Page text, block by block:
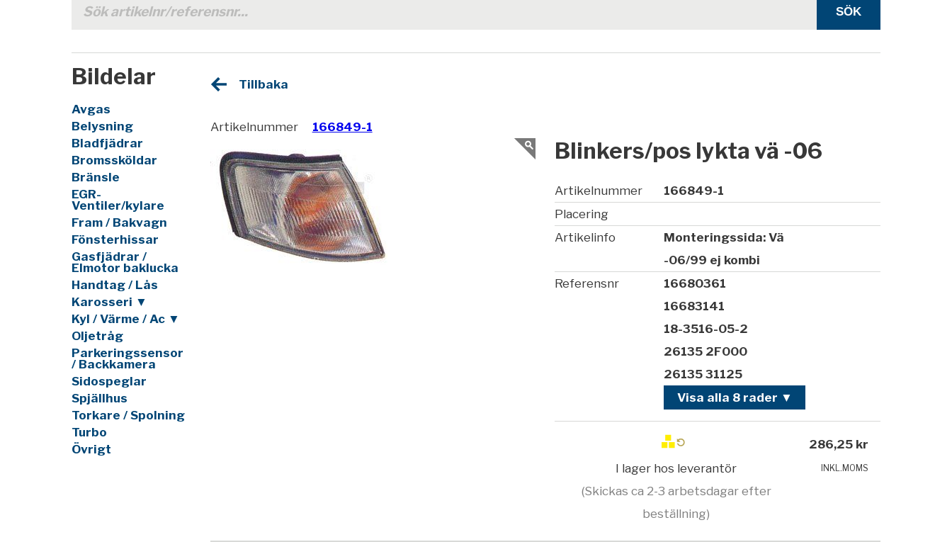
Bildelar
Avgas
Belysning
Bladfjädrar
Bromssköldar
Bränsle
EGR-
Ventiler/kylare
Fram / Bakvagn
Fönsterhissar
Gasfjädrar /
Elmotor baklucka
Handtag / Lås
Karosseri ▼
Kyl / Värme / Ac ▼
Oljetråg
Parkeringssensor
/ Backkamera
Sidospeglar
Spjällhus
Torkare / Spolning
Turbo
Övrigt
Tillbaka
Artikelnummer 166849-1
Blinkers/pos lykta vä -06
Artikelnummer
166849-1
Placering
Artikelinfo
Monteringssida: Vä
-06/99 ej kombi
Referensnr
16680361
16683141
18-3516-05-2
26135 2F000
26135 31125
Visa alla 8 rader ▼
I lager hos leverantör
(Skickas ca 2-3 arbetsdagar efter
beställning)
286,25 kr
INKL.MOMS